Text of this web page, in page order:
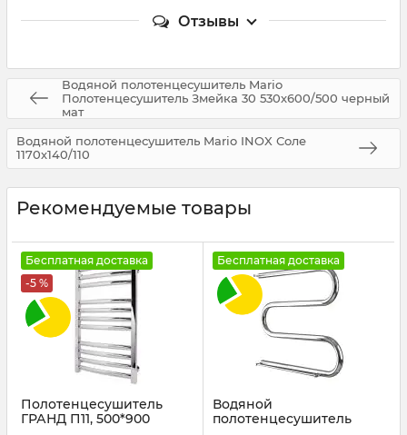
Отзывы
Водяной полотенцесушитель Mario
Полотенцесушитель Змейка 30 530х600/500 черный
мат
Водяной полотенцесушитель Mario INOX Соле
1170х140/110
Рекомендуемые товары
Бесплатная доставка
-5 %
Полотенцесушитель
ГРАНД П11, 500*900
Бесплатная доставка
Водяной
полотенцесушитель